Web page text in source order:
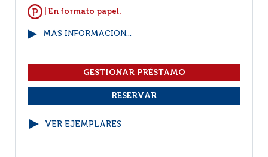
| En formato papel.
MÁS INFORMACIÓN...
VER EJEMPLARES